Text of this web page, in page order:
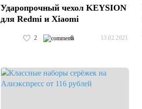
Ударопрочный чехол KEYSION
для Redmi и Xiaomi
2 0 13.02.2021